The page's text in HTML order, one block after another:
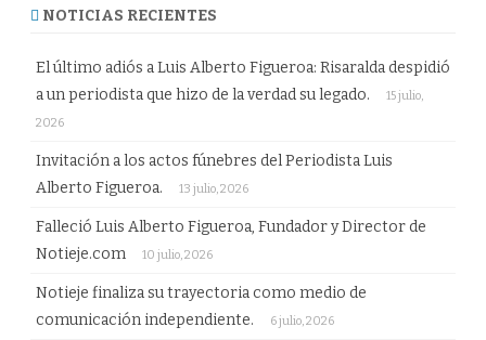
NOTICIAS RECIENTES
El último adiós a Luis Alberto Figueroa: Risaralda despidió
a un periodista que hizo de la verdad su legado.
15 julio,
2026
Invitación a los actos fúnebres del Periodista Luis
Alberto Figueroa.
13 julio, 2026
Falleció Luis Alberto Figueroa, Fundador y Director de
Notieje.com
10 julio, 2026
Notieje finaliza su trayectoria como medio de
comunicación independiente.
6 julio, 2026